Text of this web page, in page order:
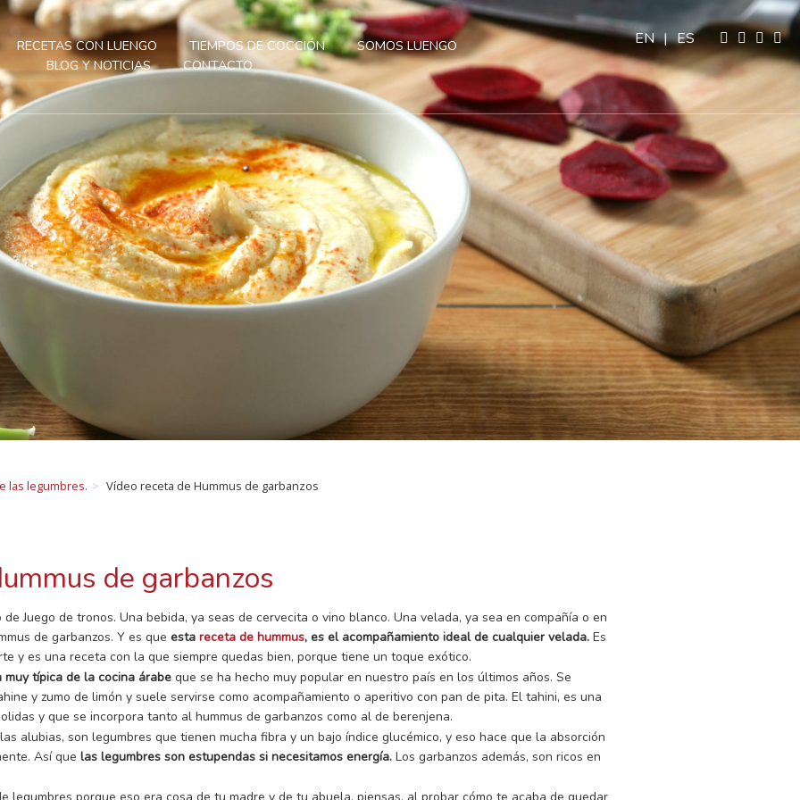
RECETAS CON LUENGO TIEMPOS DE COCCIÓN
SOMOS LUENGO
BLOG Y NOTICIAS
CONTACTO
EN | ES
las legumbres. Vídeo receta de Hummus de garbanzos
de garbanzos
Juego de tronos. Una bebida, ya seas de cervecita o vino blanco. Una velada, ya sea en compañía o en
de garbanzos. Y es queesta receta de hummus, es el acompañamiento ideal de cualquier velada. Es
y es una receta con la que siempre quedas bien, porque tiene un toque exótico.
muy típica de la cocina árabe que se ha hecho muy popular en nuestro país en los últimos años. Se
y zumo de limón y suele servirse como acompañamiento o aperitivo con pan de pita. El tahini, es una
y que se incorpora tanto al hummus de garbanzos como al de berenjena.
alubias, son legumbres que tienen mucha fibra y un bajo índice glucémico, y eso hace que la absorción
Así quelas legumbres son estupendas si necesitamos energía. Los garbanzos además, son ricos en